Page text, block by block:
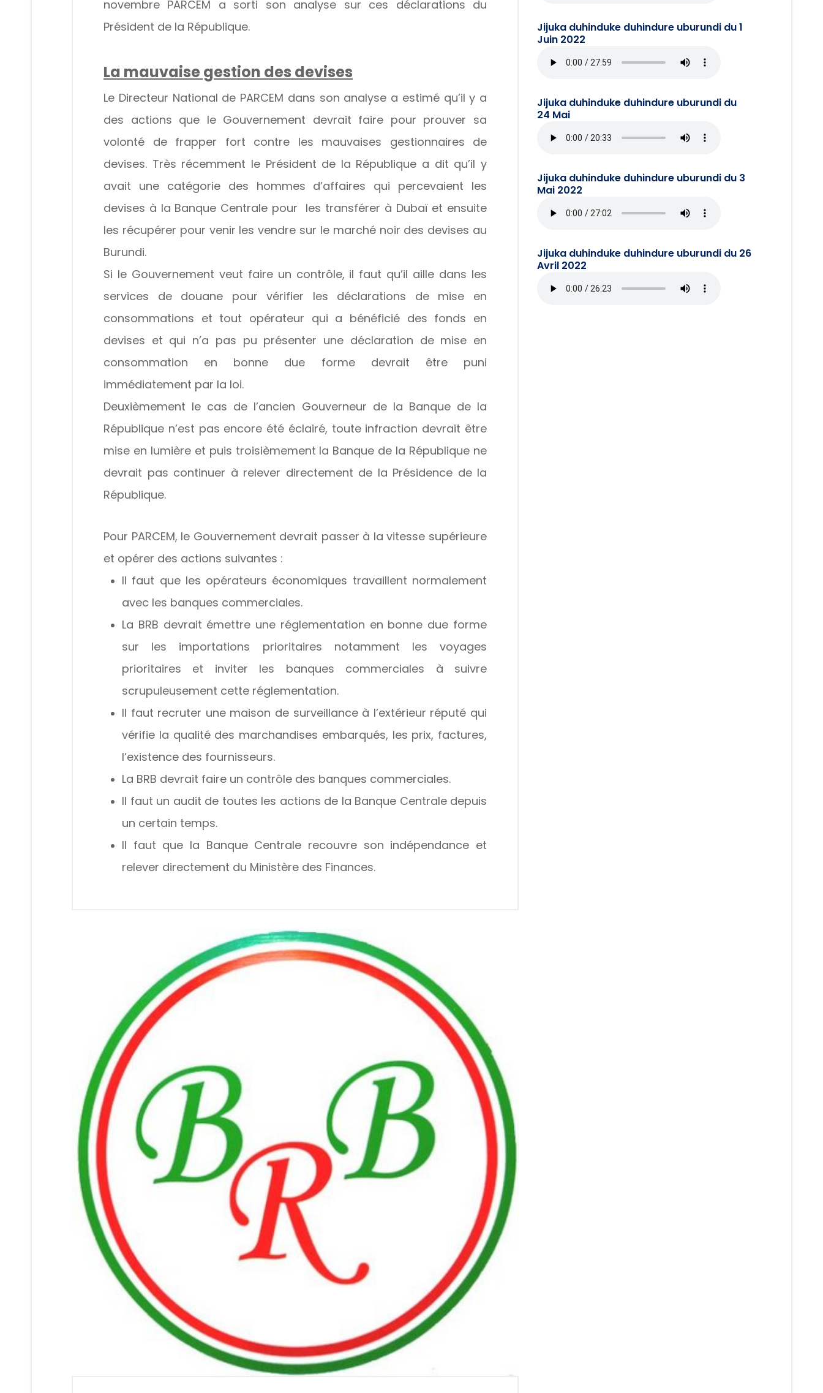
novembre PARCEM a sorti son analyse sur ces déclarations du
Président de la République.
La mauvaise gestion des devises
Le Directeur National de PARCEM dans son analyse a estimé qu’il y a
des actions que le Gouvernement devrait faire pour prouver sa
volonté de frapper fort contre les mauvaises gestionnaires de
devises. Très récemment le Président de la République a dit qu’il y
avait une catégorie des hommes d’affaires qui percevaient les
devises à la Banque Centrale pour les transférer à Dubaï et ensuite
les récupérer pour venir les vendre sur le marché noir des devises au
Burundi.
Si le Gouvernement veut faire un contrôle, il faut qu’il aille dans les
services de douane pour vérifier les déclarations de mise en
consommations et tout opérateur qui a bénéficié des fonds en
devises et qui n’a pas pu présenter une déclaration de mise en
consommation en bonne due forme devrait être puni
immédiatement par la loi.
Deuxièmement le cas de l’ancien Gouverneur de la Banque de la
République n’est pas encore été éclairé, toute infraction devrait être
mise en lumière et puis troisièmement la Banque de la République ne
devrait pas continuer à relever directement de la Présidence de la
République.
Pour PARCEM, le Gouvernement devrait passer à la vitesse supérieure
et opérer des actions suivantes :
Il faut que les opérateurs économiques travaillent normalement
avec les banques commerciales.
La BRB devrait émettre une réglementation en bonne due forme
sur les importations prioritaires notamment les voyages
prioritaires et inviter les banques commerciales à suivre
scrupuleusement cette réglementation.
Il faut recruter une maison de surveillance à l’extérieur réputé qui
vérifie la qualité des marchandises embarqués, les prix, factures,
l’existence des fournisseurs.
La BRB devrait faire un contrôle des banques commerciales.
Il faut un audit de toutes les actions de la Banque Centrale depuis
un certain temps.
Il faut que la Banque Centrale recouvre son indépendance et
relever directement du Ministère des Finances.
Jijuka duhinduke duhindure uburundi du 1
Juin 2022
Jijuka duhinduke duhindure uburundi du
24 Mai
Jijuka duhinduke duhindure uburundi du 3
Mai 2022
Jijuka duhinduke duhindure uburundi du 26
Avril 2022